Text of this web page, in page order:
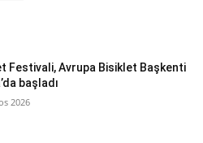
Festivali, Avrupa Bisiklet Başkenti
başladı
2026